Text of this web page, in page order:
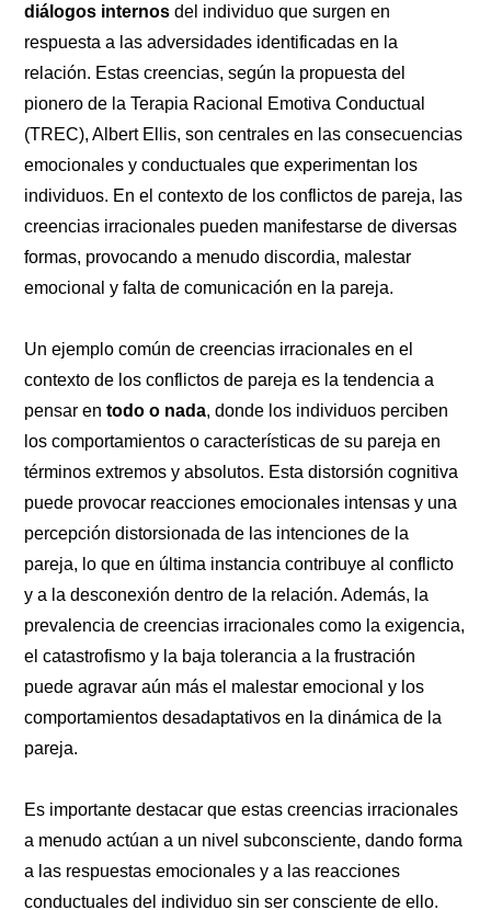
diálogos internos del individuo que surgen en
respuesta a las adversidades identificadas en la
relación. Estas creencias, según la propuesta del
pionero de la Terapia Racional Emotiva Conductual
(TREC), Albert Ellis, son centrales en las consecuencias
emocionales y conductuales que experimentan los
individuos. En el contexto de los conflictos de pareja, las
creencias irracionales pueden manifestarse de diversas
formas, provocando a menudo discordia, malestar
emocional y falta de comunicación en la pareja.
Un ejemplo común de creencias irracionales en el
contexto de los conflictos de pareja es la tendencia a
pensar entodo o nada, donde los individuos perciben
los comportamientos o características de su pareja en
términos extremos y absolutos. Esta distorsión cognitiva
puede provocar reacciones emocionales intensas y una
percepción distorsionada de las intenciones de la
pareja, lo que en última instancia contribuye al conflicto
y a la desconexión dentro de la relación. Además, la
prevalencia de creencias irracionales como la exigencia,
el catastrofismo y la baja tolerancia a la frustración
puede agravar aún más el malestar emocional y los
comportamientos desadaptativos en la dinámica de la
pareja.
Es importante destacar que estas creencias irracionales
a menudo actúan a un nivel subconsciente, dando forma
a las respuestas emocionales y a las reacciones
conductuales del individuo sin ser consciente de ello.